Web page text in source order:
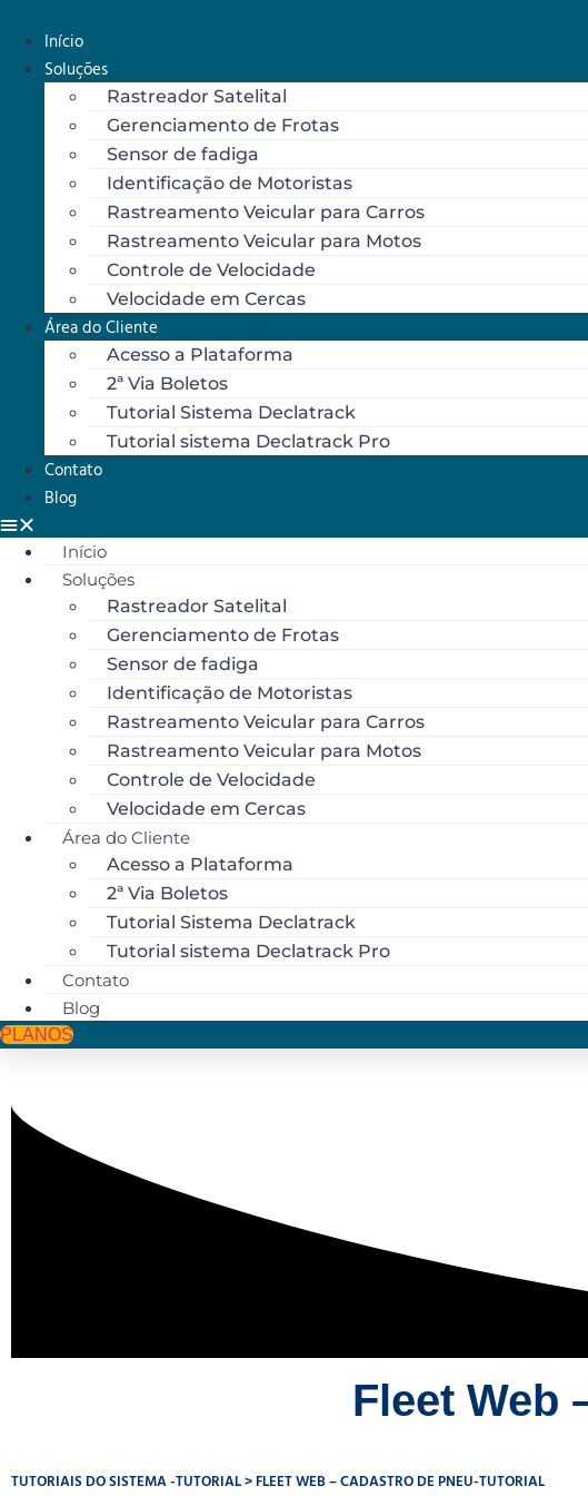
para
conteúdo
Início
Soluções
Rastreador Satelital
Gerenciamento de Frotas
Sensor de fadiga
Identificação de Motoristas
Rastreamento Veicular para Carros
Rastreamento Veicular para Motos
Controle de Velocidade
Velocidade em Cercas
Área do Cliente
Acesso a Plataforma
2ª Via Boletos
Tutorial Sistema Declatrack
Tutorial sistema Declatrack Pro
Contato
Blog
Início
Soluções
Rastreador Satelital
Gerenciamento de Frotas
Sensor de fadiga
Identificação de Motoristas
Rastreamento Veicular para Carros
Rastreamento Veicular para Motos
Controle de Velocidade
Velocidade em Cercas
Área do Cliente
Acesso a Plataforma
2ª Via Boletos
Tutorial Sistema Declatrack
Tutorial sistema Declatrack Pro
Contato
Blog
PLANOS
Fleet Web
TUTORIAIS DO SISTEMA -TUTORIAL FLEET WEB – CADASTRO DE PNEU-TUTORIAL